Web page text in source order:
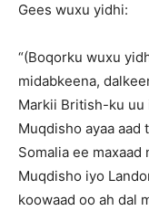
Gees wuxu yidhi:
“(Boqorku wuxu
midabkeena,
Markii British-ku uu
Muqdisho ayaa aad
Somalia ee
Muqdisho iyo
koowaad oo ah dal